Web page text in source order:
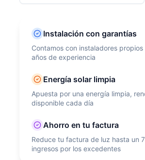
Instalación con garantías
Contamos con instaladores
años de experiencia
Energía solar limpia
Apuesta por una energía limpia,
disponible cada día
Ahorro en tu factura
Reduce tu factura de luz hasta un
ingresos por los excedentes